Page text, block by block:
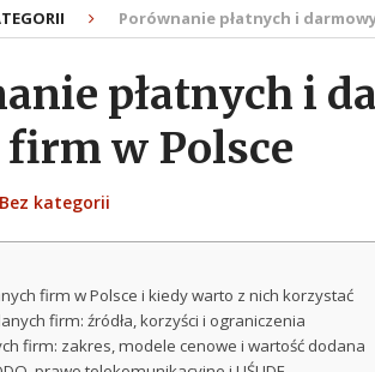
Porównanie płatnych i
płatnych i
w Polsce
Bez kategorii
firm w Polsce i kiedy warto z nich korzystać
firm: źródła, korzyści i ograniczenia
firm: zakres, modele cenowe i wartość dodana